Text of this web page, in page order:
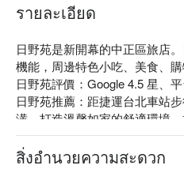
รายละเอียด
日野苑是新開幕的中正區旅店
機能，周邊特色小吃、美食、
日野苑評價：Google 4.5 星、
日野苑推薦：距捷運台北車站
潢，打造溫馨如家的舒適環境
論是出差工作還是外出旅遊皆
日野苑股份有限公司，統編：
สิ่งอำนวยความสะดวก